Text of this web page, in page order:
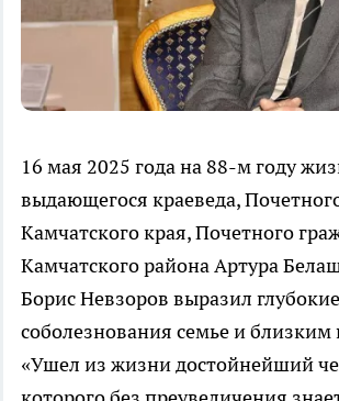
16 мая 2025 года на 88-м году
выдающегося краеведа,
Камчатского края, Почетного
Камчатского района Артура
Борис Невзоров выразил глубокие
соболезнования семье и близким
«Ушел из жизни достойнейший